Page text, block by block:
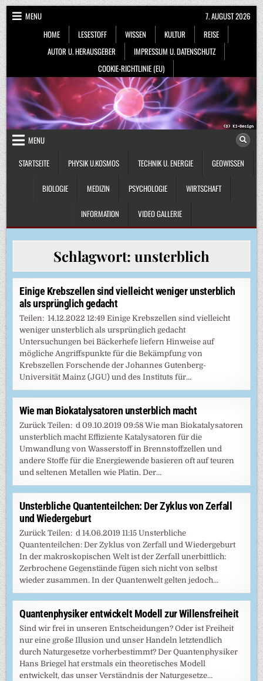
Skip
to
content
MENU
HOME
LESESTOFF WISSEN KULTUR
REISE
AUTOR U. HERAUSGEBER
IMPRESSUM U. DATENSCHUTZ
COOKIE-RICHTLINIE (EU)
7. AUGUST 2026
MENU
STARTSEITE
PHYSIK U.KOSMOS TECHNIK U. ENERGIE GEOWISSEN
BIOLOGIE MEDIZIN PSYCHOLOGIE WIRTSCHAFT
INFORMATION VIDEO GALLERIE
Schlagwort: unsterblich
Einige Krebszellen sind vielleicht weniger unsterblich
als ursprünglich gedacht
Teilen: 14.12.2022 12:49 Einige Krebszellen sind vielleicht
weniger unsterblich als ursprünglich gedacht
Untersuchungen bei Bäckerhefe liefern Hinweise auf
mögliche Angriffspunkte für die Bekämpfung von
Krebszellen Forschende der Johannes Gutenberg-
Universität Mainz (JGU) und des Instituts für…
Wie man Biokatalysatoren unsterblich macht
Zurück Teilen: d 09.10.2019 09:58 Wie man Biokatalysatoren
unsterblich macht Effiziente Katalysatoren für die
Umwandlung von Wasserstoff in Brennstoffzellen und
andere Stoffe für die Energiewende basieren oft auf teuren
und seltenen Metallen wie Platin. Der…
Unsterbliche Quantenteilchen: Der Zyklus von Zerfall
und Wiedergeburt
Zurück Teilen: d 14.06.2019 11:15 Unsterbliche
Quantenteilchen: Der Zyklus von Zerfall und Wiedergeburt
In der makroskopischen Welt ist der Zerfall unerbittlich:
Zerbrochene Gegenstände fügen sich nicht von selbst
wieder zusammen. In der Quantenwelt gelten jedoch…
Quantenphysiker entwickelt Modell zur Willensfreiheit
Sind wir frei in unseren Entscheidungen? Oder ist Freiheit
nur eine große Illusion und unser Handeln letztendlich
durch Naturgesetze vorherbestimmt? Der Quantenphysiker
Hans Briegel hat erstmals ein theoretisches Modell
entwickelt, das unser Verständnis der Naturgesetze…